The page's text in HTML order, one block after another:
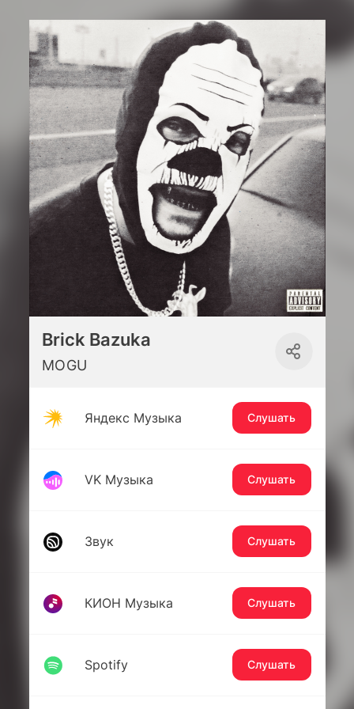
Brick Bazuka
MOGU
Яндекс Музыка Слушать
VK Музыка Слушать
Звук Слушать
КИОН Музыка Слушать
Spotify Слушать